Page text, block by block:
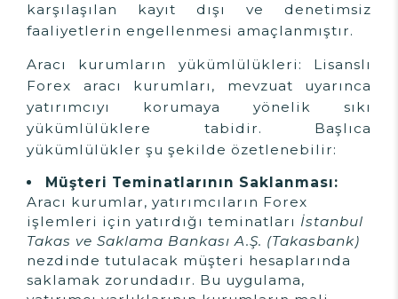
karşılaşılan kayıt dışı ve denetimsiz
faaliyetlerin engellenmesi amaçlanmıştır.
Aracı kurumların yükümlülükleri: Lisanslı
Forex aracı kurumları, mevzuat uyarınca
yatırımcıyı korumaya yönelik sıkı
yükümlülüklere tabidir. Başlıca
yükümlülükler şu şekilde özetlenebilir:
Müşteri Teminatlarının Saklanması:
Aracı kurumlar, yatırımcıların Forex
işlemleri için yatırdığı teminatları İstanbul
Takas ve Saklama Bankası A.Ş. (Takasbank)
nezdinde tutulacak müşteri hesaplarında
saklamak zorundadır. Bu uygulama,